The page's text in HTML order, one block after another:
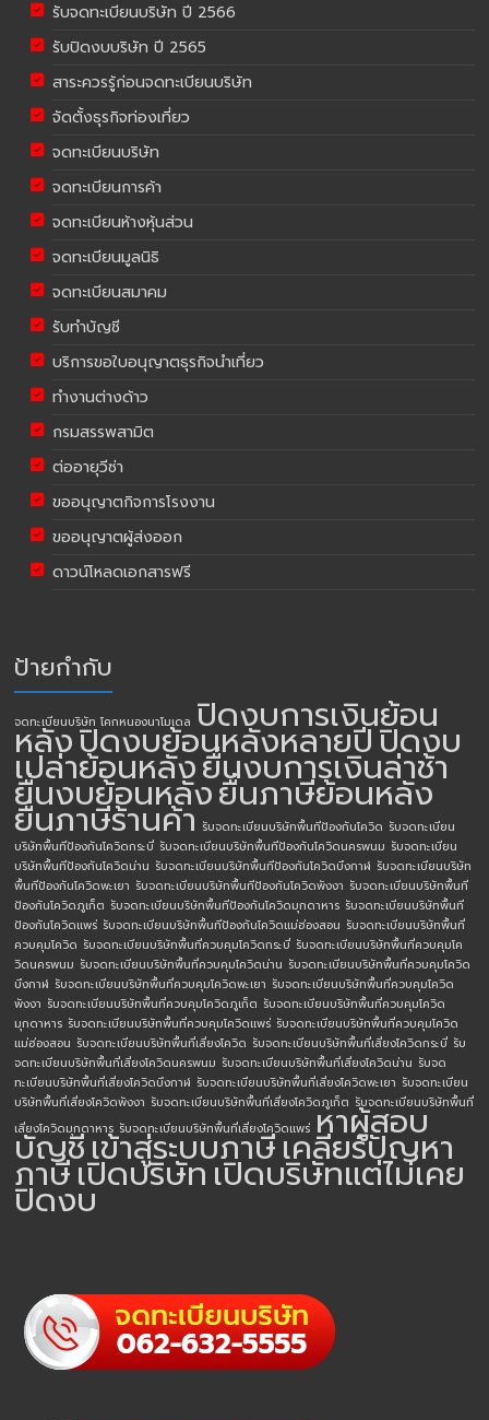
รับจดทะเบียนบริษัท ปี 2566
รับปิดงบบริษัท ปี 2565
สาระควรรู้ก่อนจดทะเบียนบริษัท
จัดตั้งธุรกิจท่องเที่ยว
จดทะเบียนบริษัท
จดทะเบียนการค้า
จดทะเบียนห้างหุ้นส่วน
จดทะเบียนมูลนิธิ
จดทะเบียนสมาคม
รับทำบัญชี
บริการขอใบอนุญาตธุรกิจนำเที่ยว
ทำงานต่างด้าว
กรมสรรพสามิต
ต่ออายุวีซ่า
ขออนุญาตกิจการโรงงาน
ขออนุญาตผู้ส่งออก
ดาวน์โหลดเอกสารฟรี
ป้ายกำกับ
จดทะเบียนบริษัท โคกหนองนาโมเดล ปิดงบการเงินย้อน
หลังปิดงบย้อนหลังหลายปีปิดงบ
เปล่าย้อนหลังยื่นงบการเงินล่าช้า
ยื่นงบย้อนหลังยื่นภาษีย้อนหลัง
ยื่นภาษีร้านค้า รับจดทะเบียนบริษัทพื้นทีป้องกันโควิด รับจดทะเบียน
บริษัทพื้นทีป้องกันโควิดกระบี่ รับจดทะเบียนบริษัทพื้นทีป้องกันโควิดนครพนม รับจดทะเบียน
บริษัทพื้นทีป้องกันโควิดน่าน รับจดทะเบียนบริษัทพื้นทีป้องกันโควิดบึงกาฬ รับจดทะเบียนบริษัท
พื้นทีป้องกันโควิดพะเยา รับจดทะเบียนบริษัทพื้นทีป้องกันโควิดพังงา รับจดทะเบียนบริษัทพื้นที
ป้องกันโควิดภูเก็ต รับจดทะเบียนบริษัทพื้นทีป้องกันโควิดมุกดาหาร รับจดทะเบียนบริษัทพื้นที
ป้องกันโควิดแพร่ รับจดทะเบียนบริษัทพื้นทีป้องกันโควิดแม่ฮ่องสอน รับจดทะเบียนบริษัทพื้นที่
ควบคุมโควิด รับจดทะเบียนบริษัทพื้นที่ควบคุมโควิดกระบี่ รับจดทะเบียนบริษัทพื้นที่ควบคุมโค
วิดนครพนม รับจดทะเบียนบริษัทพื้นที่ควบคุมโควิดน่าน รับจดทะเบียนบริษัทพื้นที่ควบคุมโควิด
บึงกาฬ รับจดทะเบียนบริษัทพื้นที่ควบคุมโควิดพะเยา รับจดทะเบียนบริษัทพื้นที่ควบคุมโควิด
พังงา รับจดทะเบียนบริษัทพื้นที่ควบคุมโควิดภูเก็ต รับจดทะเบียนบริษัทพื้นที่ควบคุมโควิด
มุกดาหาร รับจดทะเบียนบริษัทพื้นที่ควบคุมโควิดแพร่ รับจดทะเบียนบริษัทพื้นที่ควบคุมโควิด
แม่ฮ่องสอน รับจดทะเบียนบริษัทพื้นที่เสี่ยงโควิด รับจดทะเบียนบริษัทพื้นที่เสี่ยงโควิดกระบี่ รับ
จดทะเบียนบริษัทพื้นที่เสี่ยงโควิดนครพนม รับจดทะเบียนบริษัทพื้นที่เสี่ยงโควิดน่าน รับจด
ทะเบียนบริษัทพื้นที่เสี่ยงโควิดบึงกาฬ รับจดทะเบียนบริษัทพื้นที่เสี่ยงโควิดพะเยา รับจดทะเบียน
บริษัทพื้นที่เสี่ยงโควิดพังงา รับจดทะเบียนบริษัทพื้นที่เสี่ยงโควิดภูเก็ต รับจดทะเบียนบริษัทพื้นที่
เสี่ยงโควิดมุกดาหาร รับจดทะเบียนบริษัทพื้นที่เสี่ยงโควิดแพร่ หาผู้สอบ
บัญชีเข้าสู่ระบบภาษีเคลียร์ปัญหา
ภาษีเปิดบริษัทเปิดบริษัทแต่ไม่เคย
ปิดงบ